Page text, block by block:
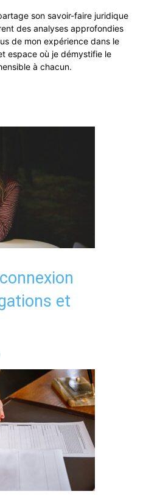
son savoir-faire juridique
des analyses approfondies
de mon expérience dans le
espace où je démystifie le
à chacun.
et